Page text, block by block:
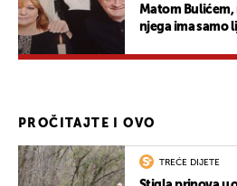
Matom Bulićem,
njega ima samo
PROČITAJTE I OVO
TREĆE DIJETE